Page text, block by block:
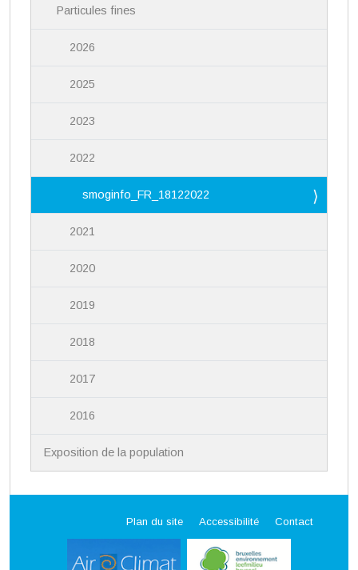
Particules fines
2026
2025
2023
2022
smoginfo_FR_18122022
2021
2020
2019
2018
2017
2016
Exposition de la population
Plan du site Accessibilité Contact